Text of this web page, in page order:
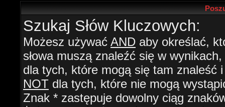
Szukaj Słów Kluczowych:
Możesz używać AND aby określać,
słowa muszą znaleźć się w wynikach,
dla tych, które mogą się tam znaleść i
NOT dla tych, które nie mogą
Znak * zastępuje dowolny ciąg